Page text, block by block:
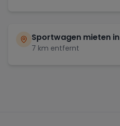
Sportwagen mieten in
7 km entfernt